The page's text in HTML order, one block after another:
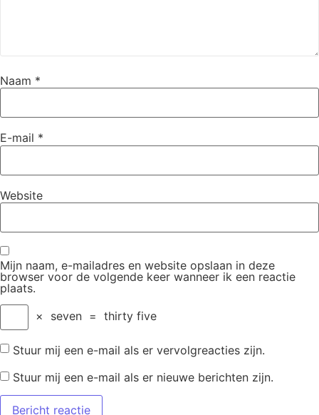
Naam *
E-mail *
Website
Mijn naam, e-mailadres en website opslaan in deze
browser voor de volgende keer wanneer ik een reactie
plaats.
×
seven = thirty five
Stuur mij een e-mail als er vervolgreacties zijn.
Stuur mij een e-mail als er nieuwe berichten zijn.